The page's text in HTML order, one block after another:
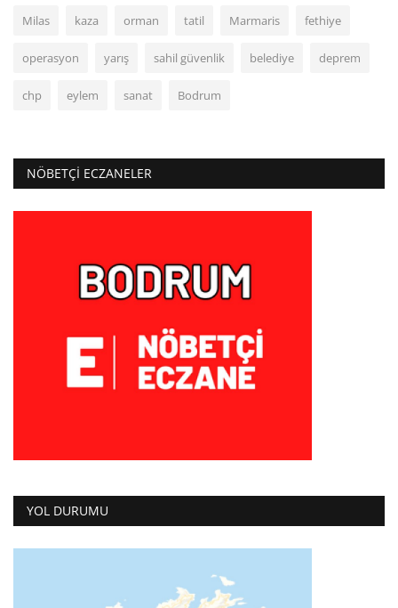
Milas kaza orman tatil Marmaris fethiye
operasyon yarış sahil güvenlik belediye deprem
chp eylem sanat Bodrum
NÖBETÇI ECZANELER
YOL DURUMU